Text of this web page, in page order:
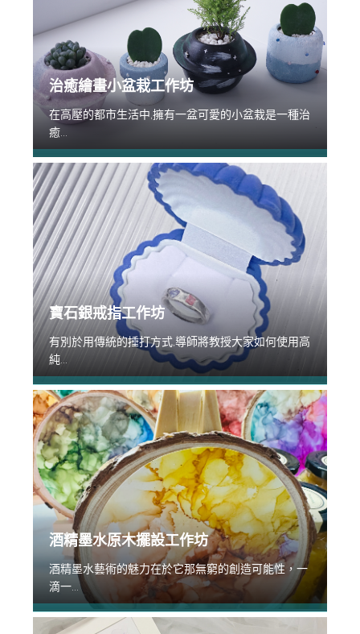
治癒繪畫小盆栽工作坊
在高壓的都市生活中,擁有一盆可愛的小盆栽是一種治
癒...
寶石銀戒指工作坊
有別於用傳統的捶打方式,導師將教授大家如何使用高
純...
酒精墨水原木擺設工作坊
酒精墨水藝術的魅力在於它那無窮的創造可能性，一
滴一...